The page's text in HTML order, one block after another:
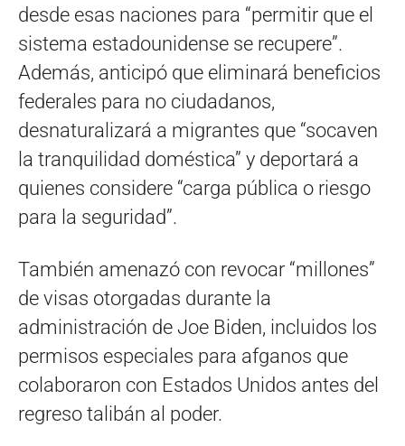
desde esas naciones para “permitir que el
sistema estadounidense se recupere”.
Además, anticipó que eliminará beneficios
federales para no ciudadanos,
desnaturalizará a migrantes que “socaven
la tranquilidad doméstica” y deportará a
quienes considere “carga pública o riesgo
para la seguridad”.
También amenazó con revocar “millones”
de visas otorgadas durante la
administración de Joe Biden, incluidos los
permisos especiales para afganos que
colaboraron con Estados Unidos antes del
regreso talibán al poder.